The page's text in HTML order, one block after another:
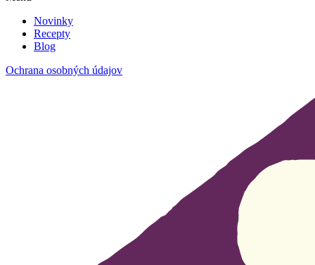
Novinky
Recepty
Blog
Ochrana osobných údajov